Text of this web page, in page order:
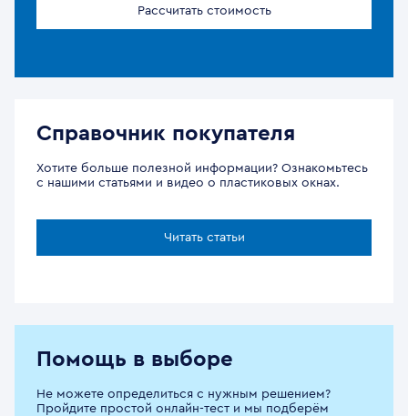
Рассчитать стоимость
Справочник покупателя
Хотите больше полезной информации? Ознакомьтесь
с нашими статьями и видео о пластиковых окнах.
Читать статьи
Помощь в выборе
Не можете определиться с нужным решением?
Пройдите простой онлайн-тест и мы подберём